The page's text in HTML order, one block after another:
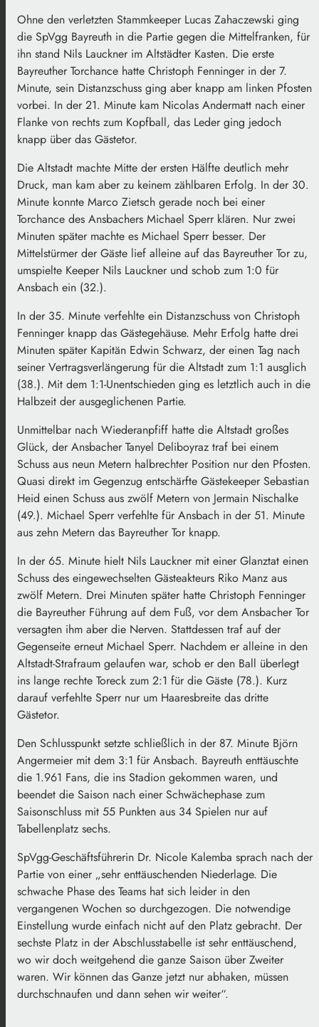
Ohne den verletzten Stammkeeper Lucas Zahaczewski ging
die SpVgg Bayreuth in die Partie gegen die Mittelfranken, für
ihn stand Nils Lauckner im Altstädter Kasten. Die erste
Bayreuther Torchance hatte Christoph Fenninger in der 7.
Minute, sein Distanzschuss ging aber knapp am linken Pfosten
vorbei. In der 21. Minute kam Nicolas Andermatt nach einer
Flanke von rechts zum Kopfball, das Leder ging jedoch
knapp über das Gästetor.
Die Altstadt machte Mitte der ersten Hälfte deutlich mehr
Druck, man kam aber zu keinem zählbaren Erfolg. In der 30.
Minute konnte Marco Zietsch gerade noch bei einer
Torchance des Ansbachers Michael Sperr klären. Nur zwei
Minuten später machte es Michael Sperr besser. Der
Mittelstürmer der Gäste lief alleine auf das Bayreuther Tor zu,
umspielte Keeper Nils Lauckner und schob zum 1:0 für
Ansbach ein (32.).
In der 35. Minute verfehlte ein Distanzschuss von Christoph
Fenninger knapp das Gästegehäuse. Mehr Erfolg hatte drei
Minuten später Kapitän Edwin Schwarz, der einen Tag nach
seiner Vertragsverlängerung für die Altstadt zum 1:1 ausglich
(38.). Mit dem 1:1-Unentschieden ging es letztlich auch in die
Halbzeit der ausgeglichenen Partie.
Unmittelbar nach Wiederanpfiff hatte die Altstadt großes
Glück, der Ansbacher Tanyel Deliboyraz traf bei einem
Schuss aus neun Metern halbrechter Position nur den Pfosten.
Quasi direkt im Gegenzug entschärfte Gästekeeper Sebastian
Heid einen Schuss aus zwölf Metern von Jermain Nischalke
(49.). Michael Sperr verfehlte für Ansbach in der 51. Minute
aus zehn Metern das Bayreuther Tor knapp.
In der 65. Minute hielt Nils Lauckner mit einer Glanztat einen
Schuss des eingewechselten Gästeakteurs Riko Manz aus
zwölf Metern. Drei Minuten später hatte Christoph Fenninger
die Bayreuther Führung auf dem Fuß, vor dem Ansbacher Tor
versagten ihm aber die Nerven. Stattdessen traf auf der
Gegenseite erneut Michael Sperr. Nachdem er alleine in den
Altstadt-Strafraum gelaufen war, schob er den Ball überlegt
ins lange rechte Toreck zum 2:1 für die Gäste (78.). Kurz
darauf verfehlte Sperr nur um Haaresbreite das dritte
Gästetor.
Den Schlusspunkt setzte schließlich in der 87. Minute Björn
Angermeier mit dem 3:1 für Ansbach. Bayreuth enttäuschte
die 1.961 Fans, die ins Stadion gekommen waren, und
beendet die Saison nach einer Schwächephase zum
Saisonschluss mit 55 Punkten aus 34 Spielen nur auf
Tabellenplatz sechs.
SpVgg-Geschäftsführerin Dr. Nicole Kalemba sprach nach der
Partie von einer „sehr enttäuschenden Niederlage. Die
schwache Phase des Teams hat sich leider in den
vergangenen Wochen so durchgezogen. Die notwendige
Einstellung wurde einfach nicht auf den Platz gebracht. Der
sechste Platz in der Abschlusstabelle ist sehr enttäuschend,
wo wir doch weitgehend die ganze Saison über Zweiter
waren. Wir können das Ganze jetzt nur abhaken, müssen
durchschnaufen und dann sehen wir weiter“.